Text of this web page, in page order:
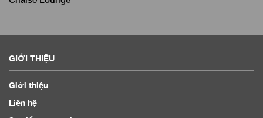
GIỚI THIỆU
Giới thiệu
Liên hệ